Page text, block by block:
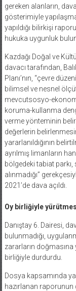
gereken alanların,
gösterimiyle
yapıldığı bilirkişi
hukuka uygunluk
Kazdağı Doğal ve
davacı tarafından,
Planı’nın, “çevre
bilimsel ve nesnel
mevcutsosyo-
koruma-kullanma
verme yönteminin
değerlerin
yararlanıldığının
ayrılmış limanların
bölgedeki tabiat parkı,
alınmadığı”
2021’de dava açıldı.
Oy birliğiyle
Danıştay 6. Dairesi,
bulunmadığı,
zararların
birliğiyle durdurdu.
Dosya kapsamında
hazırlanan raporunun